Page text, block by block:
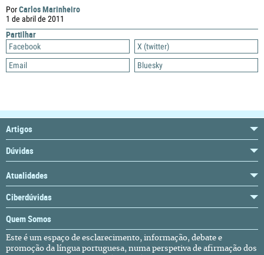
PorCarlos Marinheiro
1 de abril de 2011
Partilhar
Facebook
X (twitter)
Email
Bluesky
Artigos
Dúvidas
Atualidades
Ciberdúvidas
Quem Somos
Este é um espaço de esclarecimento, informação, debate e
promoção da língua portuguesa, numa perspetiva de afirmação dos